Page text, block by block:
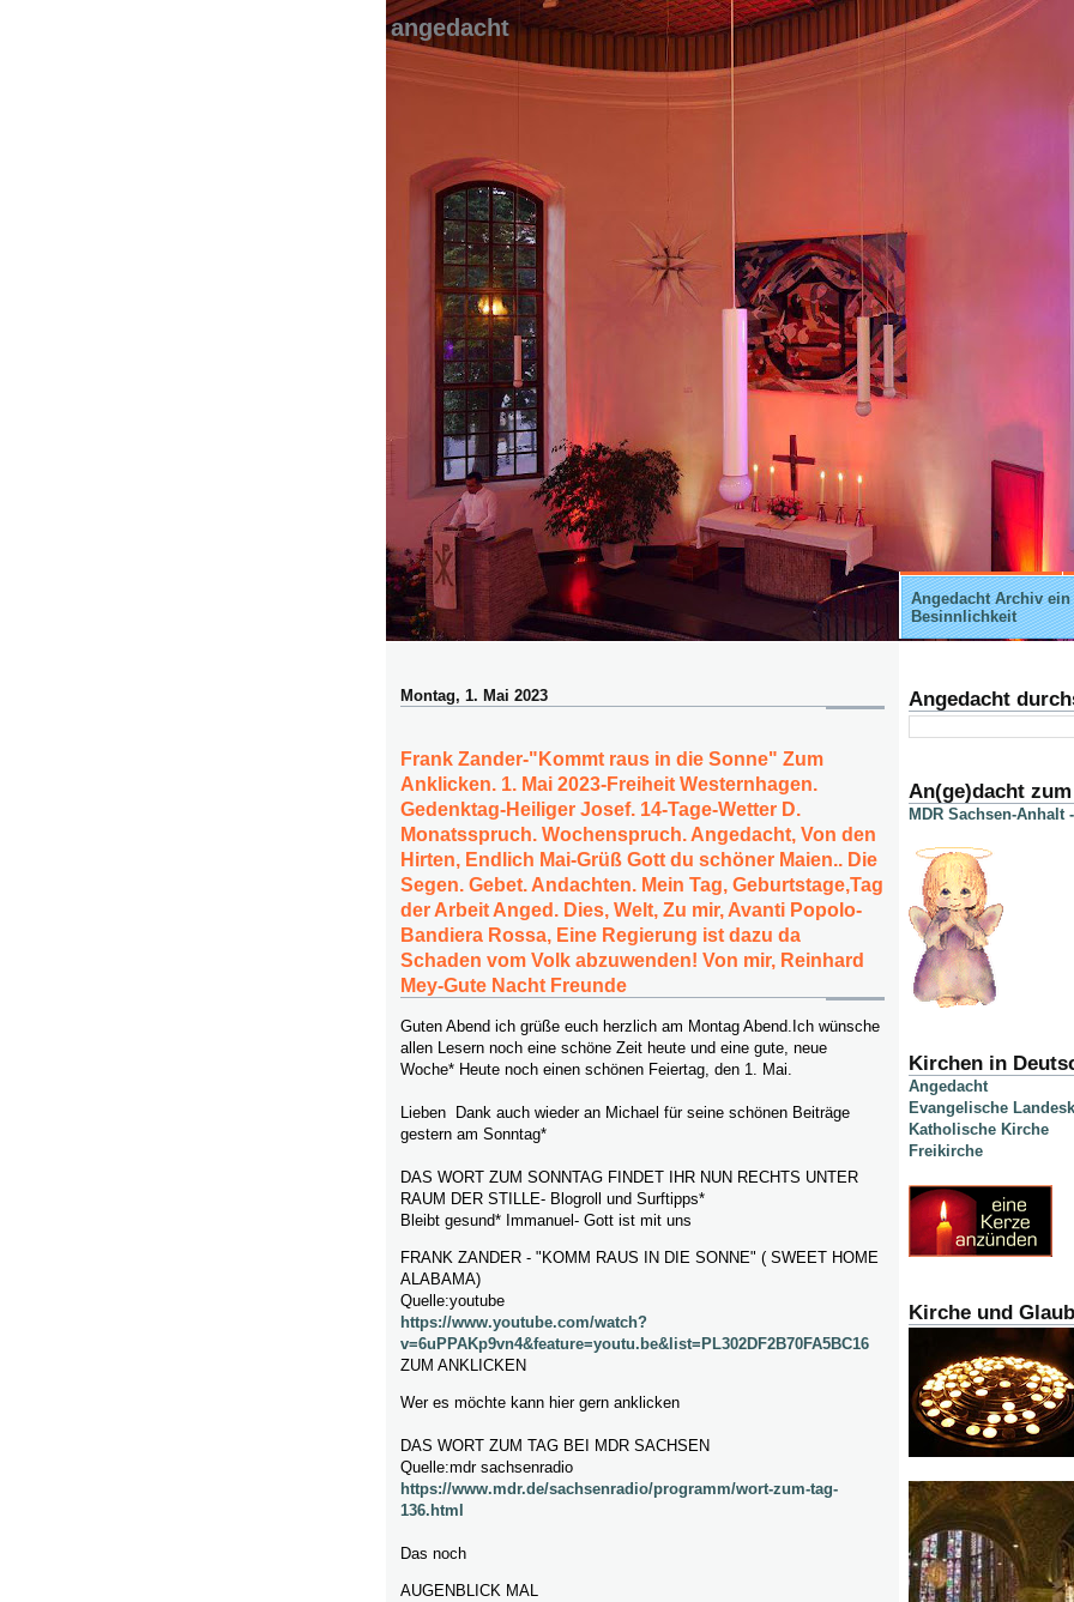
angedacht
Angedacht Archiv
Besinnlichkeit
Montag, 1. Mai 2023
Frank Zander-"Kommt raus in die Sonne" Zum
Anklicken. 1. Mai 2023-Freiheit Westernhagen.
Gedenktag-Heiliger Josef. 14-Tage-Wetter D.
Monatsspruch. Wochenspruch. Angedacht, Von den
Hirten, Endlich Mai-Grüß Gott du schöner Maien.. Die
Segen. Gebet. Andachten. Mein Tag, Geburtstage,Tag
der Arbeit Anged. Dies, Welt, Zu mir, Avanti Popolo-
Bandiera Rossa, Eine Regierung ist dazu da
Schaden vom Volk abzuwenden! Von mir, Reinhard
Mey-Gute Nacht Freunde
Guten Abend ich grüße euch herzlich am Montag Abend.Ich wünsche
allen Lesern noch eine schöne Zeit heute und eine gute, neue
Woche* Heute noch einen schönen Feiertag, den 1. Mai.
Lieben Dank auch wieder an Michael für seine schönen Beiträge
gestern am Sonntag*
DAS WORT ZUM SONNTAG FINDET IHR NUN RECHTS UNTER
RAUM DER STILLE- Blogroll und Surftipps*
Bleibt gesund* Immanuel- Gott ist mit uns
FRANK ZANDER - "KOMM RAUS IN DIE SONNE" ( SWEET HOME
ALABAMA)
Quelle:youtube
https://www.youtube.com/watch?
v=6uPPAKp9vn4&feature=youtu.be&list=PL302DF2B70FA5BC16
ZUM ANKLICKEN
Wer es möchte kann hier gern anklicken
DAS WORT ZUM TAG BEI MDR SACHSEN
Quelle:mdr sachsenradio
https://www.mdr.de/sachsenradio/programm/wort-zum-tag-
136.html
Das noch
AUGENBLICK MAL
Angedacht
An(ge)dacht
MDR Sachsen-Anhalt
Kirchen in
Angedacht
Evangelische
Katholische Kirche
Freikirche
Kirche und